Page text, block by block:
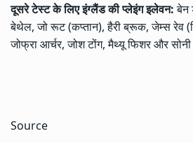
दूसरे टेस्ट के लिए इंग्लैंड की प्लेइंग इलेवन:बेन
बेथेल, जो रूट (कप्तान), हैरी ब्रूक, जेम्स रेव
जोफ्रा आर्चर, जोश टोंग, मैथ्यू फिशर और
Source